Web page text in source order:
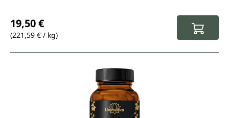
19,50 €
(221,59 € / kg)